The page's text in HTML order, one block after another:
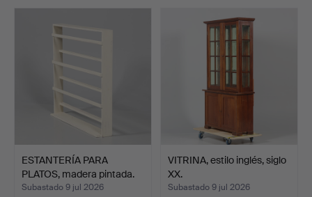
ESTANTERÍA PARA
PLATOS, madera pintada.
Subastado 9 jul 2026
VITRINA, estilo inglés, siglo
XX.
Subastado 9 jul 2026